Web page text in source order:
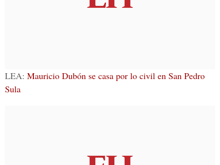
LEA: Mauricio Dubón se casa por lo civil en San Pedro
Sula